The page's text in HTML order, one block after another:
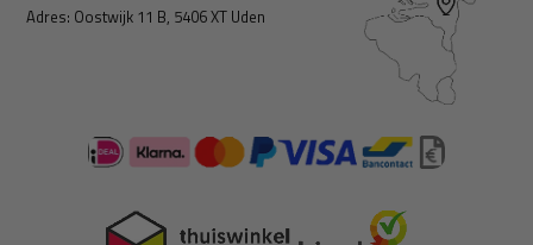
Adres: Oostwijk 11 B, 5406 XT Uden